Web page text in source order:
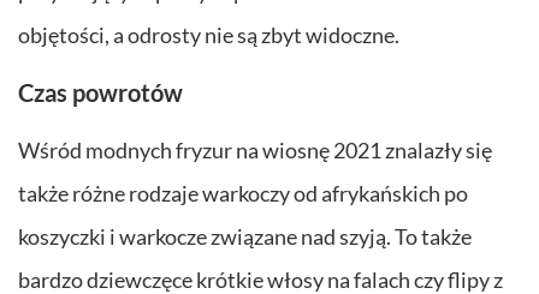
objętości, a odrosty nie są zbyt widoczne.
Czas powrotów
Wśród modnych fryzur na wiosnę 2021 znalazły się
także różne rodzaje warkoczy od afrykańskich po
koszyczki i warkocze związane nad szyją. To także
bardzo dziewczęce krótkie włosy na falach czy flipy z